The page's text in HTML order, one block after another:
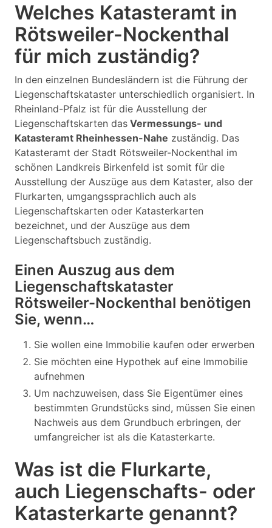
Welches Katasteramt in
Rötsweiler-Nockenthal
für mich zuständig?
In den einzelnen Bundesländern ist die Führung der
Liegenschaftskataster unterschiedlich organisiert. In
Rheinland-Pfalz ist für die Ausstellung der
Liegenschaftskarten das Vermessungs- und
Katasteramt Rheinhessen-Nahe zuständig. Das
Katasteramt der Stadt Rötsweiler-Nockenthal im
schönen Landkreis Birkenfeld ist somit für die
Ausstellung der Auszüge aus dem Kataster, also der
Flurkarten, umgangssprachlich auch als
Liegenschaftskarten oder Katasterkarten
bezeichnet, und der Auszüge aus dem
Liegenschaftsbuch zuständig.
Einen Auszug aus dem
Liegenschaftskataster
Rötsweiler-Nockenthal benötigen
Sie, wenn…
Sie wollen eine Immobilie kaufen oder erwerben
Sie möchten eine Hypothek auf eine Immobilie
aufnehmen
Um nachzuweisen, dass Sie Eigentümer eines
bestimmten Grundstücks sind, müssen Sie einen
Nachweis aus dem Grundbuch erbringen, der
umfangreicher ist als die Katasterkarte.
Was ist die Flurkarte,
auch Liegenschafts- oder
Katasterkarte genannt?